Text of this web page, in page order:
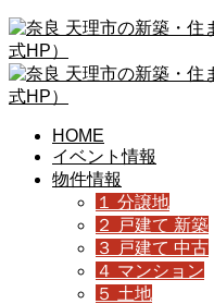
HOME
イベント情報
物件情報
１ 分譲地
２ 戸建て 新築
３ 戸建て 中古
４ マンション
５ 土地